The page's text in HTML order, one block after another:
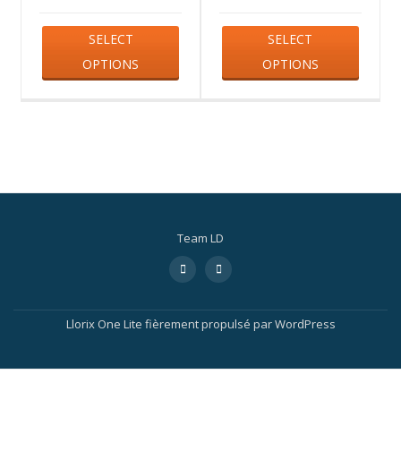
SELECT
OPTIONS
SELECT
OPTIONS
Team LD
Llorix One Lite fièrement propulsé parWordPress